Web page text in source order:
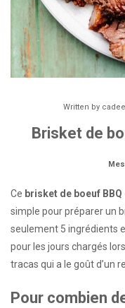
Written by
Brisket de
Ce brisket de boeuf
simple pour préparer un
seulement 5 ingrédients
pour les jours chargés
tracas qui a le goût d’un
Pour combien